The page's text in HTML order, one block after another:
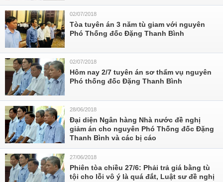
02/07/2018
Tòa tuyên án 3 năm tù giam với nguyên
Phó Thống đốc Đặng Thanh Bình
02/07/2018
Hôm nay 2/7 tuyên án sơ thẩm vụ nguyên
Phó thống đốc Đặng Thanh Bình
28/06/2018
Đại diện Ngân hàng Nhà nước đề nghị
giảm án cho nguyên Phó Thống đốc Đặng
Thanh Bình và các bị cáo
27/06/2018
Phiên tòa chiều 27/6: Phải trả giá bằng tù
tội cho lỗi vô ý là quá đắt, Luật sư đề nghị